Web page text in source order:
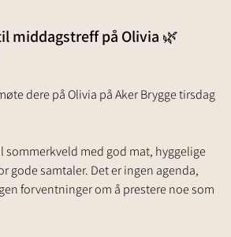
middagstreff på Olivia 🌿
dere på Olivia på Aker Brygge tirsdag
sommerkveld med god mat, hyggelige
gode samtaler. Det er ingen agenda,
forventninger om å prestere noe som